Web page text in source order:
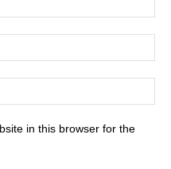
in this browser for the